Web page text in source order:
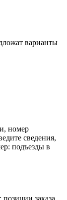
варианты
номер
сведения,
подъезды в